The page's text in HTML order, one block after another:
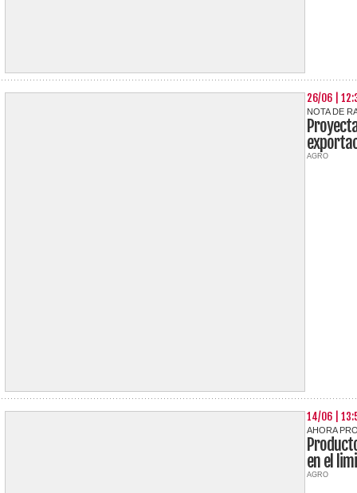
26/06 |
NOTA DE
AGRO
14/06 |
AHORA
en el
AGRO